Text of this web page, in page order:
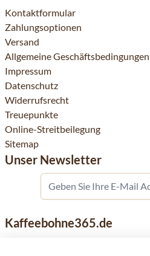
Kontaktformular
Zahlungsoptionen
Versand
Allgemeine Geschäftsbedingungen
Impressum
Datenschutz
Widerrufsrecht
Treuepunkte
Online-Streitbeilegung
Sitemap
Unser Newsletter
Kaffeebohne365.de